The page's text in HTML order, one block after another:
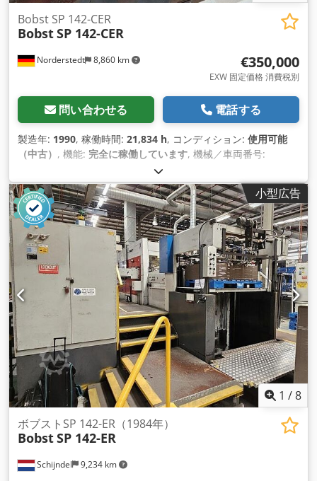
Norderstedt 8,860 km
Bobst SP 142-CER
BobstSP 142-CER
€350,000
EXW 固定価格 消費税別
問い合わせる 電話する
製造年: 1990, 稼働時間: 21,834 h, コンディション: 使用可能
（中古） , 機能: 完全に稼働しています, 機械／車両番号:
小型広告
1 /8
Schijndel 9,234 km
ボブストSP 142-ER（1984年）
BobstSP 142-ER